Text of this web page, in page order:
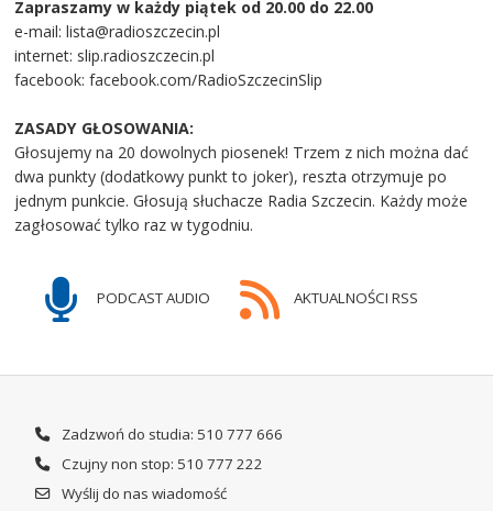
Zapraszamy w każdy piątek od 20.00 do 22.00
e-mail: lista@radioszczecin.pl
internet: slip.radioszczecin.pl
facebook: facebook.com/RadioSzczecinSlip
ZASADY GŁOSOWANIA:
Głosujemy na 20 dowolnych piosenek! Trzem z nich można dać
dwa punkty (dodatkowy punkt to joker), reszta otrzymuje po
jednym punkcie. Głosują słuchacze Radia Szczecin. Każdy może
zagłosować tylko raz w tygodniu.
PODCAST AUDIO AKTUALNOŚCI RSS
Zadzwoń do studia: 510 777 666
Czujny non stop: 510 777 222
Wyślij do nas wiadomość